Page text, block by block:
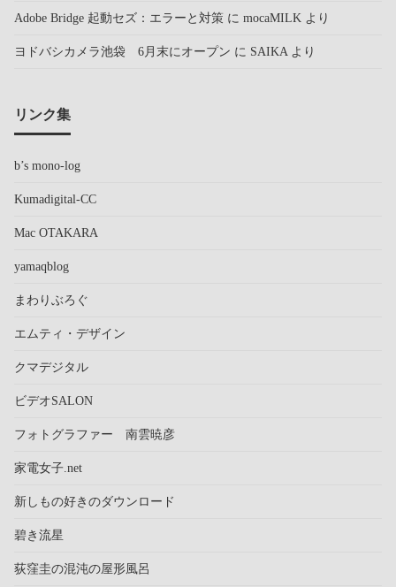
Adobe Bridge 起動セズ：エラーと対策 に mocaMILK より
ヨドバシカメラ池袋 6月末にオープン に SAIKA より
リンク集
b’s mono-log
Kumadigital-CC
Mac OTAKARA
yamaqblog
まわりぶろぐ
エムティ・デザイン
クマデジタル
ビデオSALON
フォトグラファー 南雲暁彦
家電女子.net
新しもの好きのダウンロード
碧き流星
荻窪圭の混沌の屋形風呂